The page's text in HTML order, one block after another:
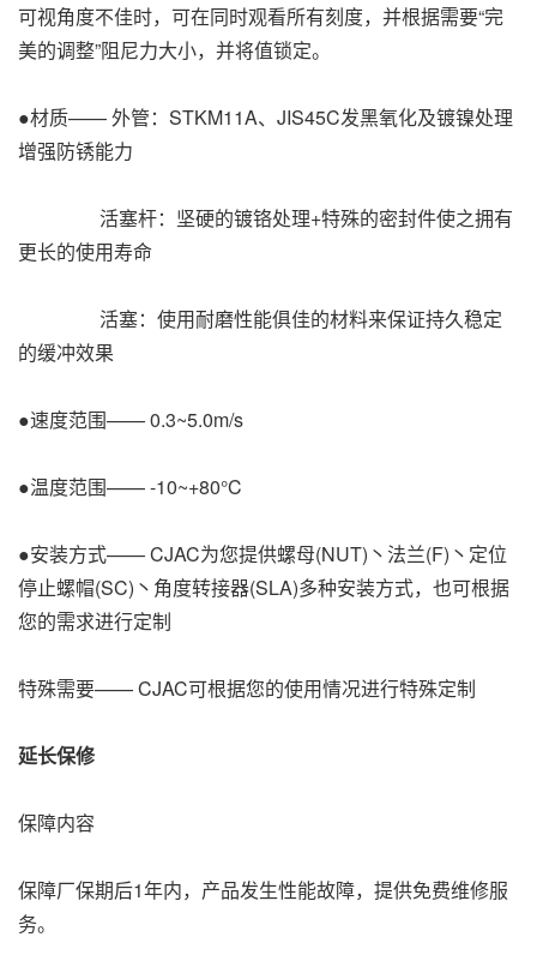
可视角度不佳时，可在同时观看所有刻度，并根据需要“完
美的调整”阻尼力大小，并将值锁定。
●材质—— 外管：STKM11A、JIS45C发黑氧化及镀镍处理
增强防锈能力
活塞杆：坚硬的镀铬处理+特殊的密封件使之拥有
更长的使用寿命
活塞：使用耐磨性能俱佳的材料来保证持久稳定
的缓冲效果
●速度范围—— 0.3~5.0m/s
●温度范围—— -10~+80°C
●安装方式—— CJAC为您提供螺母(NUT)丶法兰(F)丶定位
停止螺帽(SC)丶角度转接器(SLA)多种安装方式，也可根据
您的需求进行定制
特殊需要—— CJAC可根据您的使用情况进行特殊定制
延长保修
保障内容
保障厂保期后1年内，产品发生性能故障，提供免费维修服
务。